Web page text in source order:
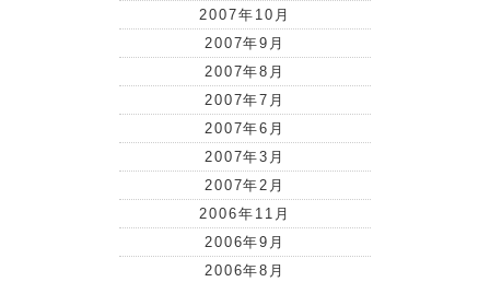
2007年10月
2007年9月
2007年8月
2007年7月
2007年6月
2007年3月
2007年2月
2006年11月
2006年9月
2006年8月